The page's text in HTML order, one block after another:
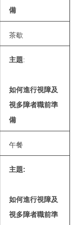
備
茶歇
主題:
如何進行視障及
視多障者職前準
備
午餐
主題:
如何進行視障及
視多障者職前準